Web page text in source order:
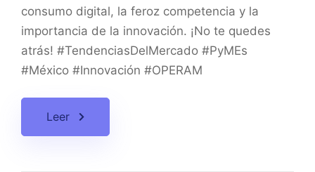
consumo digital, la feroz competencia y la
importancia de la innovación. ¡No te quedes
atrás! #TendenciasDelMercado #PyMEs
#México #Innovación #OPERAM
Leer